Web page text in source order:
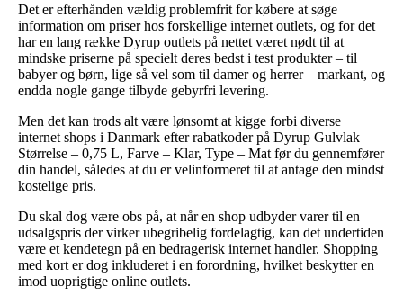
Det er efterhånden vældig problemfrit for købere at søge
information om priser hos forskellige internet outlets, og for det
har en lang række Dyrup outlets på nettet været nødt til at
mindske priserne på specielt deres bedst i test produkter – til
babyer og børn, lige så vel som til damer og herrer – markant, og
endda nogle gange tilbyde gebyrfri levering.
Men det kan trods alt være lønsomt at kigge forbi diverse
internet shops i Danmark efter rabatkoder på Dyrup Gulvlak –
Størrelse – 0,75 L, Farve – Klar, Type – Mat før du gennemfører
din handel, således at du er velinformeret til at antage den mindst
kostelige pris.
Du skal dog være obs på, at når en shop udbyder varer til en
udsalgspris der virker ubegribelig fordelagtig, kan det undertiden
være et kendetegn på en bedragerisk internet handler. Shopping
med kort er dog inkluderet i en forordning, hvilket beskytter en
imod uoprigtige online outlets.